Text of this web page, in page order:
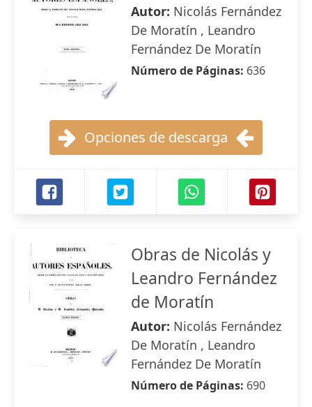
Autor: Nicolás Fernández
De Moratín , Leandro
Fernández De Moratín
Número de Páginas: 636
Opciones de descarga
Obras de Nicolás y
Leandro Fernández
de Moratín
Autor: Nicolás Fernández
De Moratín , Leandro
Fernández De Moratín
Número de Páginas: 690